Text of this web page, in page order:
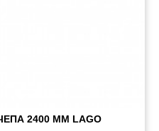
2400 ММ LAGO